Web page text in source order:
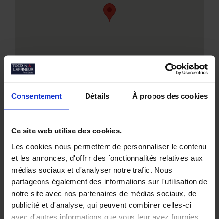
Consentement Détails À propos des cookies
Ce site web utilise des cookies.
Les cookies nous permettent de personnaliser le contenu
et les annonces, d'offrir des fonctionnalités relatives aux
médias sociaux et d'analyser notre trafic. Nous
partageons également des informations sur l'utilisation de
notre site avec nos partenaires de médias sociaux, de
publicité et d'analyse, qui peuvent combiner celles-ci
avec d'autres informations que vous leur avez fournies
Nos biens similaires